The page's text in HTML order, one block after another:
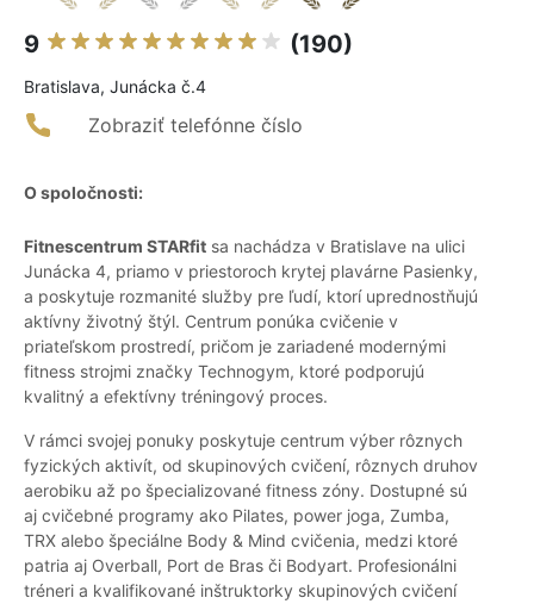
9 (190)
Bratislava, Junácka č.4
Zobraziť telefónne číslo
O spoločnosti:
Fitnescentrum STARfit sa nachádza v Bratislave na ulici
Junácka 4, priamo v priestoroch krytej plavárne Pasienky,
a poskytuje rozmanité služby pre ľudí, ktorí uprednostňujú
aktívny životný štýl. Centrum ponúka cvičenie v
priateľskom prostredí, pričom je zariadené modernými
fitness strojmi značky Technogym, ktoré podporujú
kvalitný a efektívny tréningový proces.
V rámci svojej ponuky poskytuje centrum výber rôznych
fyzických aktivít, od skupinových cvičení, rôznych druhov
aerobiku až po špecializované fitness zóny. Dostupné sú
aj cvičebné programy ako Pilates, power joga, Zumba,
TRX alebo špeciálne Body & Mind cvičenia, medzi ktoré
patria aj Overball, Port de Bras či Bodyart. Profesionálni
tréneri a kvalifikované inštruktorky skupinových cvičení